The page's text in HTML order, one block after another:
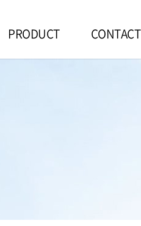
PRODUCT CONTACT